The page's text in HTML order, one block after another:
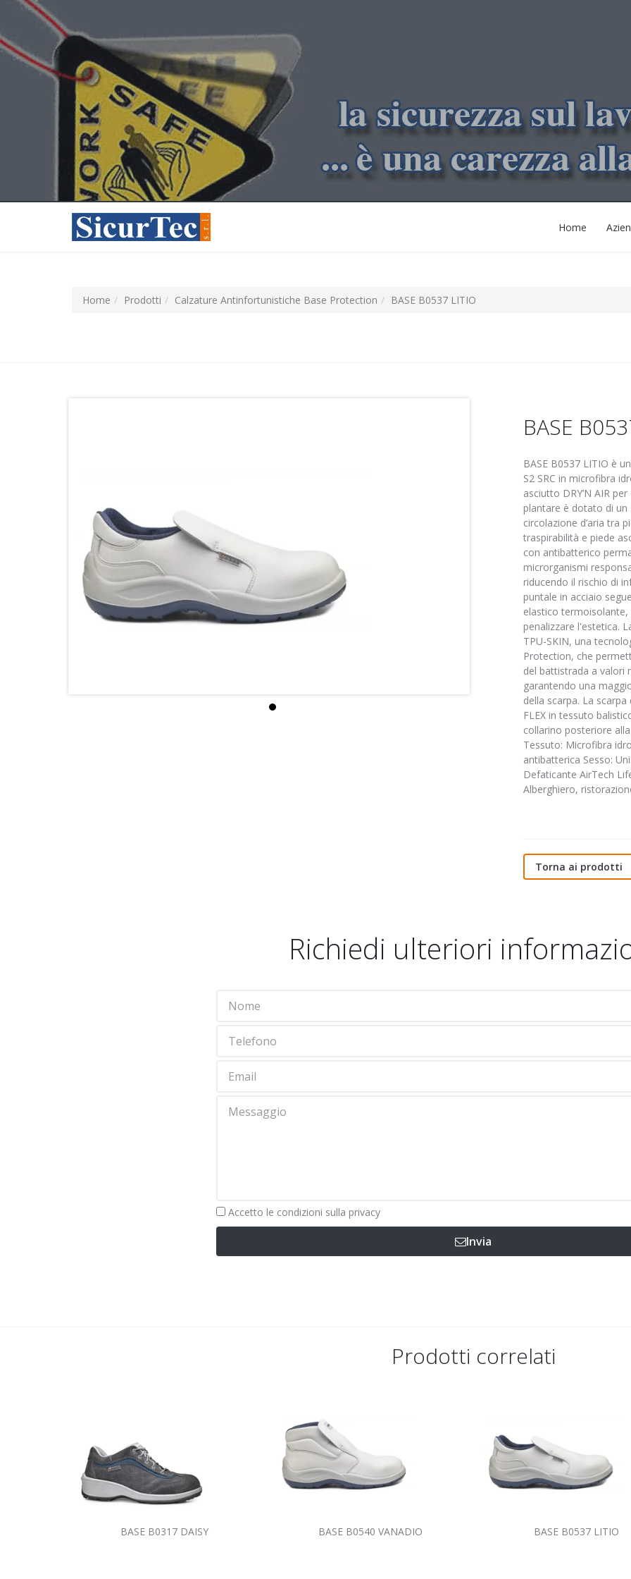
Home
Home Prodotti Calzature Antinfortunistiche Base Protection BASE B0537 LITIO
BASE
BASE B0537 LITIO è
S2 SRC in microfibra
asciutto DRY’N AIR
plantare è dotato di
circolazione d’aria tra
traspirabilità e piede
con antibatterico
microrganismi
riducendo il rischio di
puntale in acciaio
elastico
penalizzare l'estetica.
TPU-SKIN, una
Protection, che
del battistrada a valori
garantendo una
della scarpa. La
FLEX in tessuto
collarino posteriore
Tessuto: Microfibra
antibatterica Sesso:
Defaticante AirTech
Alberghiero,
Torna ai prodotti
Richiedi ulteriori
Obbligatorio
Accetto le condizioni sulla privacy
Invia
Prodotti correlati
BASE B0317 DAISY BASE B0540 VANADIO BASE B0537 LITIO